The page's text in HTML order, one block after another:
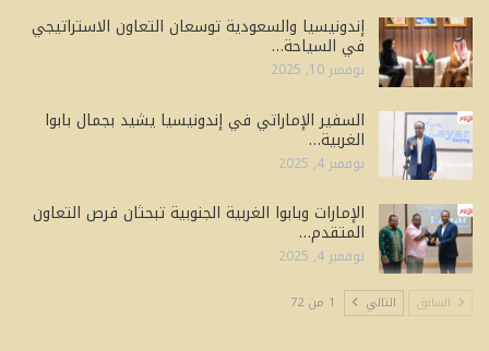
إندونيسيا والسعودية توسعان التعاون الاستراتيجي
في السياحة…
نوفمبر 10, 2025
السفير الإماراتي في إندونيسيا يشيد بجمال بابوا
الغربية…
نوفمبر 4, 2025
الإمارات وبابوا الغربية الجنوبية تبحثان فرص التعاون
المتقدم…
نوفمبر 4, 2025
السابق التالي 1 من 72